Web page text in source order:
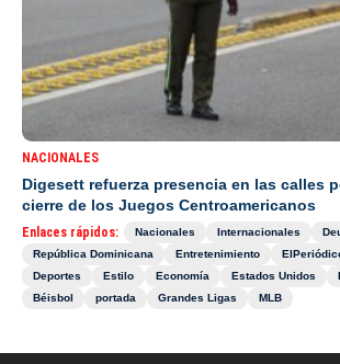
NACIONALES
Digesett refuerza presencia en las calles
cierre de los Juegos Centroamericanos
Enlaces rápidos: Nacionales Internacionales
República Dominicana
Entretenimiento
Deportes
Estilo Economía Estados Unidos
Béisbol
portada Grandes Ligas MLB